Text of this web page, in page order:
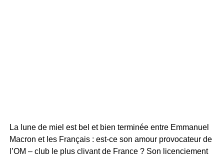
La lune de miel est bel et bien terminée entre Emmanuel
Macron et les Français : est-ce son amour provocateur de
l’OM – club le plus clivant de France ? Son licenciement